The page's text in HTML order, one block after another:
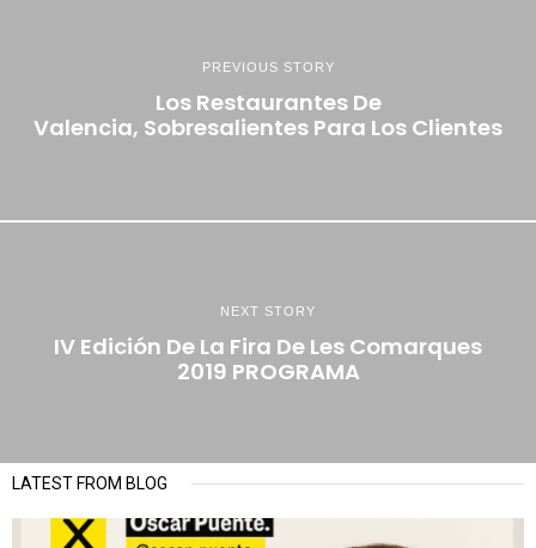
PREVIOUS STORY
Los Restaurantes De
Valencia, Sobresalientes Para Los Clientes
NEXT STORY
IV Edición De La Fira De Les Comarques
2019 PROGRAMA
LATEST FROM BLOG